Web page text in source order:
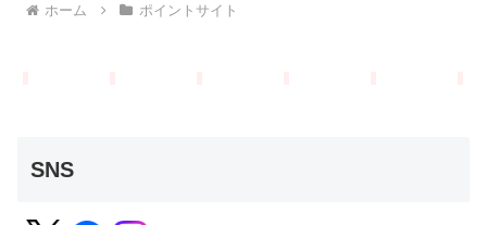
ホーム ポイントサイト
SNS